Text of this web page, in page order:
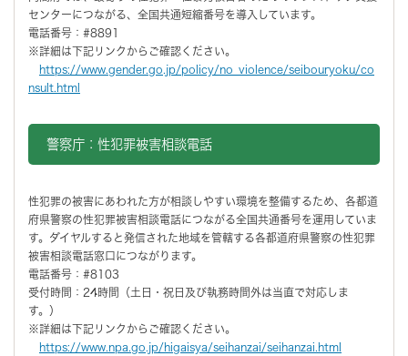
センターにつながる、全国共通短縮番号を導入しています。
電話番号：#8891
※詳細は下記リンクからご確認ください。
https://www.gender.go.jp/policy/no_violence/seibouryoku/co
nsult.html
警察庁：性犯罪被害相談電話
性犯罪の被害にあわれた方が相談しやすい環境を整備するため、各都道
府県警察の性犯罪被害相談電話につながる全国共通番号を運用していま
す。ダイヤルすると発信された地域を管轄する各都道府県警察の性犯罪
被害相談電話窓口につながります。
電話番号：#8103
受付時間：24時間（土日・祝日及び執務時間外は当直で対応しま
す。）
※詳細は下記リンクからご確認ください。
https://www.npa.go.jp/higaisya/seihanzai/seihanzai.html